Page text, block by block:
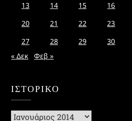
13
14 15 16
20
21 22 23
27
28 29 30
« Δεκ
Φεβ »
ΙΣΤΟΡΙΚΌ
Ιστορικό